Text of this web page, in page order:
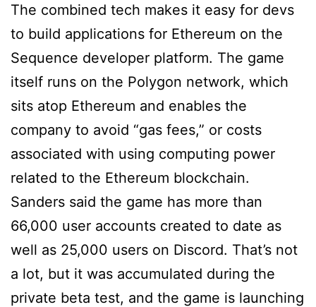
The combined tech makes it easy for devs
to build applications for Ethereum on the
Sequence developer platform. The game
itself runs on the Polygon network, which
sits atop Ethereum and enables the
company to avoid “gas fees,” or costs
associated with using computing power
related to the Ethereum blockchain.
Sanders said the game has more than
66,000 user accounts created to date as
well as 25,000 users on Discord. That’s not
a lot, but it was accumulated during the
private beta test, and the game is launching